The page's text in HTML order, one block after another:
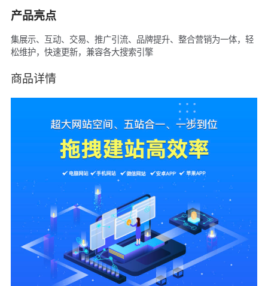
产品亮点
集展示、互动、交易、推广引流、品牌提升、整合营销为一体，轻
松维护，快速更新，兼容各大搜索引擎
商品详情